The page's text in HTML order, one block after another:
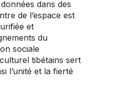
dans des
de l’espace est
et
du
sociale
tibétains sert
l’unité et la fierté